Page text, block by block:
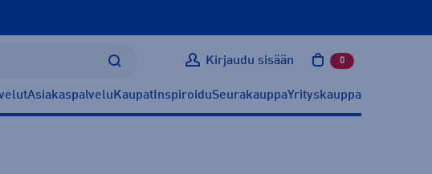
Kirjaudu sisään 0 tuotetta
Asiakaspalvelu Kaupat InspiroiduSeurakauppaYrityskauppa